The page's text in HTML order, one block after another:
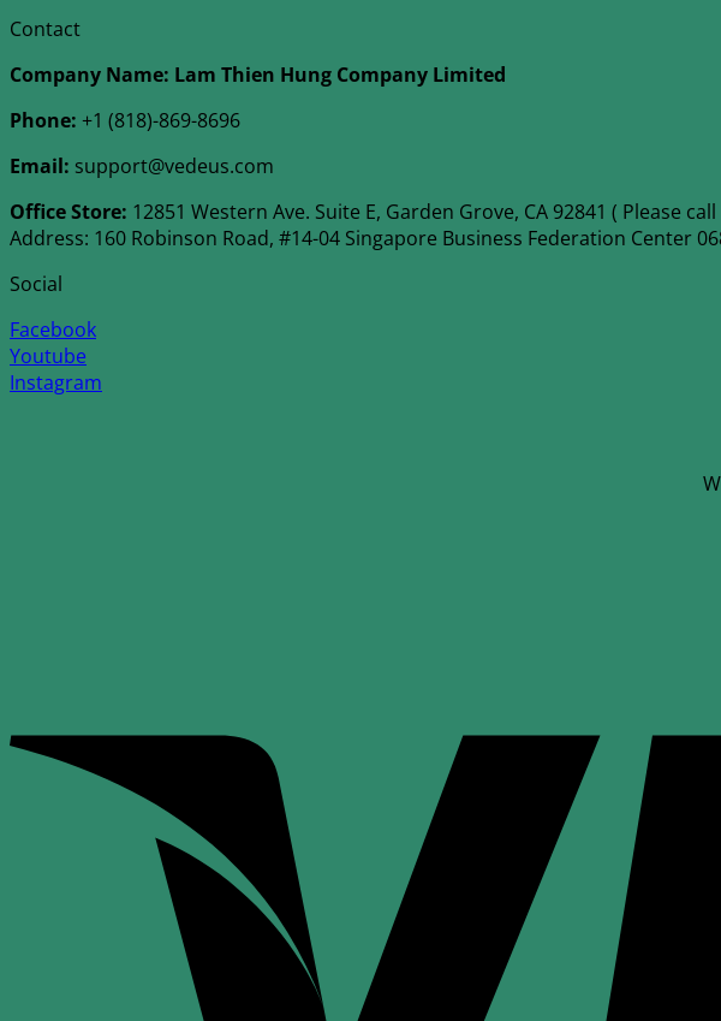
Contact
Company Name: Lam Thien Hung Company Limited
Phone: +1 (818)-869-8696
Email: support@vedeus.com
Office Store: 12851 Western Ave. Suite E, Garden Grove, CA 92841 ( Please
Address: 160 Robinson Road, #14-04 Singapore Business Federation Center
Social
Facebook
Youtube
Instagram